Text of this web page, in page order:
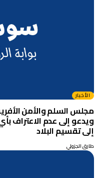
الأخبار
مجلس السلم والأمن
ويدعو إلى عدم الاعتراف
إلى تقسيم البلاد
طارق الجزولي